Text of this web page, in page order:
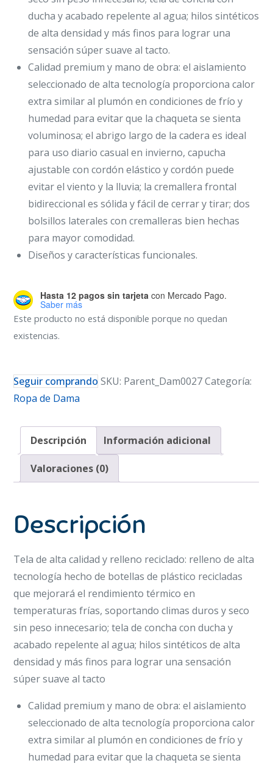
ducha y acabado repelente al agua; hilos sintéticos
de alta densidad y más finos para lograr una
sensación súper suave al tacto.
Calidad premium y mano de obra: el aislamiento
seleccionado de alta tecnología proporciona calor
extra similar al plumón en condiciones de frío y
humedad para evitar que la chaqueta se sienta
voluminosa; el abrigo largo de la cadera es ideal
para uso diario casual en invierno, capucha
ajustable con cordón elástico y cordón puede
evitar el viento y la lluvia; la cremallera frontal
bidireccional es sólida y fácil de cerrar y tirar; dos
bolsillos laterales con cremalleras bien hechas
para mayor comodidad.
Diseños y características funcionales.
Hasta 12 pagos sin tarjeta con Mercado Pago.
Saber más
Este producto no está disponible porque no quedan
existencias.
Seguir comprando SKU: Parent_Dam0027 Categoría:
Ropa de Dama
Descripción Información adicional
Valoraciones (0)
Descripción
Tela de alta calidad y relleno reciclado: relleno de alta
tecnología hecho de botellas de plástico recicladas
que mejorará el rendimiento térmico en
temperaturas frías, soportando climas duros y seco
sin peso innecesario; tela de concha con ducha y
acabado repelente al agua; hilos sintéticos de alta
densidad y más finos para lograr una sensación
súper suave al tacto
Calidad premium y mano de obra: el aislamiento
seleccionado de alta tecnología proporciona calor
extra similar al plumón en condiciones de frío y
humedad para evitar que la chaqueta se sienta